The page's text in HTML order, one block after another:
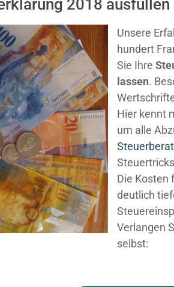
2018
Unsere
hundert
Sie Ihre
lassen.
Hier kennt
um alle
Die Kosten
deutlich
Verlangen
selbst: